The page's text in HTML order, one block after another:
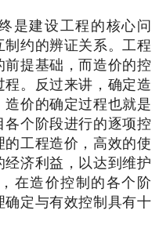
是建设工程的核心问
约的辨证关系。工程
提基础，而造价的控
。反过来讲，确定造
价的确定过程也就是
个阶段进行的逐项控
工程造价，高效的使
济利益，以达到维护
在造价控制的各个阶
定与有效控制具有十